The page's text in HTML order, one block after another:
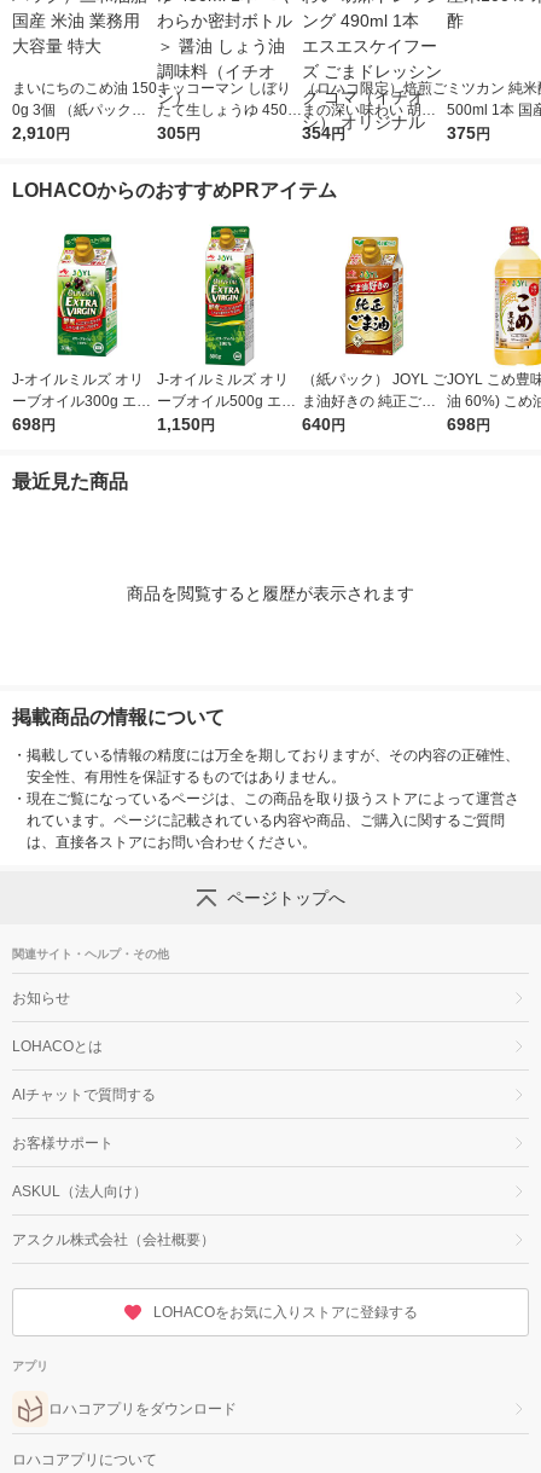
まいにちのこめ油 150
0g 3個 （紙パック）
三和油脂 国産 米油 業
2,910円
キッコーマン しぼり
たて生しょうゆ 450m
l 1本 ＜やわらか密封
シ）
305円
（ロハコ限定）焙煎ご
まの深い味わい 胡麻
ドレッシング 490ml 1
ゴマ（イチオシ） オ
354円
ミツカン 純
500ml 1本 国
0％ 米酢 食酢
375円
LOHACOからのおすすめPRアイテム
J-オイルミルズ オリ
ーブオイル300g エキ
ストラバージン スペ
L
698円
J-オイルミルズ オリ
ーブオイル500g エキ
ストラバージン スペ
1,150円
（紙パック） JOYL ご
ま油好きの 純正ごま
油 300g 1本 味の素 J-
640円
JOYL こめ豊
油 60%) こめ油 ブレ
ンド 味の素
698円
最近見た商品
商品を閲覧すると履歴が表示されます
掲載商品の情報について
・ 掲載している情報の精度には万全を期しておりますが、その内容の正確性、
安全性、有用性を保証するものではありません。
・ 現在ご覧になっているページは、この商品を取り扱うストアによって運営さ
れています。ページに記載されている内容や商品、ご購入に関するご質問
は、直接各ストアにお問い合わせください。
ページトップへ
関連サイト・ヘルプ・その他
お知らせ
LOHACOとは
AIチャットで質問する
お客様サポート
ASKUL（法人向け）
アスクル株式会社（会社概要）
LOHACOをお気に入りストアに登録する
アプリ
ロハコアプリをダウンロード
ロハコアプリについて